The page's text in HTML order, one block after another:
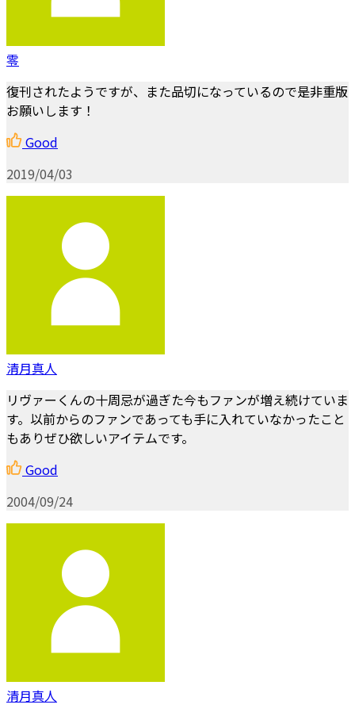
零
復刊されたようですが、また品切になっているので是非重版
お願いします！
Good
2019/04/03
清月真人
リヴァーくんの十周忌が過ぎた今もファンが増え続けていま
す。以前からのファンであっても手に入れていなかったこと
もありぜひ欲しいアイテムです。
Good
2004/09/24
清月真人